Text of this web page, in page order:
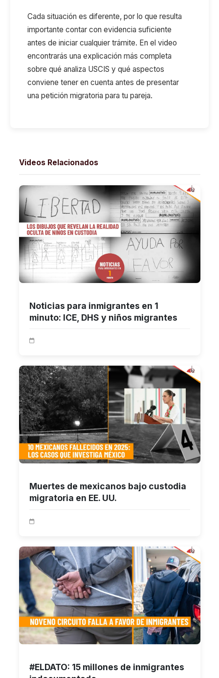
Cada situación es diferente, por lo que resulta
importante contar con evidencia suficiente
antes de iniciar cualquier trámite. En el video
encontrarás una explicación más completa
sobre qué analiza USCIS y qué aspectos
conviene tener en cuenta antes de presentar
una petición migratoria para tu pareja.
Videos Relacionados
Noticias para inmigrantes en 1
minuto: ICE, DHS y niños migrantes
Muertes de mexicanos bajo custodia
migratoria en EE. UU.
#ELDATO: 15 millones de inmigrantes